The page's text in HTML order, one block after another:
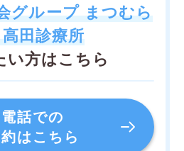
グループ まつむら
田診療所
い方はこちら
話での
はこちら